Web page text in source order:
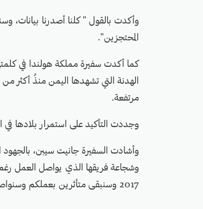
وأكدت بالقول " كلنا أصدرنا بيانات،
المحتجزين".
كما أكدت سفيرة مملكة هولندا في
الهدنة التي تشهدها اليمن منذُ أكثر
مرتفعة.
وجددت التأكيد على استمرار بلادها
وأشادت السفيرة جانيت سيبن، بالجهود
وشجاعة فريقها الذي يواصل العمل
2017 وسنبقى متأثرين بعملكم وسنواصل دعم عملكم وجهودكم".